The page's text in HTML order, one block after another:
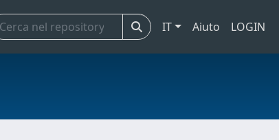
IT Aiuto LOGIN